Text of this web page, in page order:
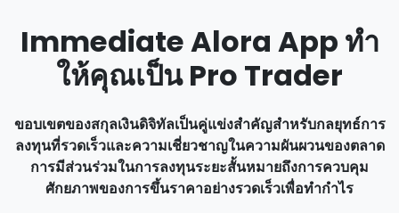
Immediate Alora App ทํา
ให้คุณเป็น Pro Trader
ขอบเขตของสกุลเงินดิจิทัลเป็นคู่แข่งสําคัญสําหรับกลยุทธ์การ
ลงทุนที่รวดเร็วและความเชี่ยวชาญในความผันผวนของตลาด
การมีส่วนร่วมในการลงทุนระยะสั้นหมายถึงการควบคุม
ศักยภาพของการขึ้นราคาอย่างรวดเร็วเพื่อทํากําไร